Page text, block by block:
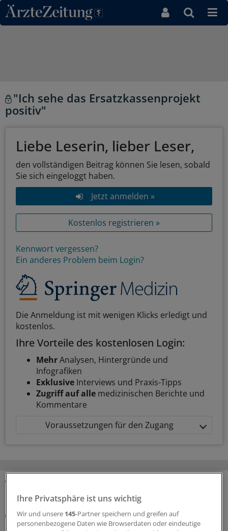
Direkt zum Inhaltsbereich
"Ich sehe das Ersatzkassenprojekt
positiv"
Liebe Leserin, lieber Leser,
den vollständigen Beitrag können Sie lesen, sobald
Sie sich eingeloggt haben.
Jetzt anmelden »
Kostenlos registrieren »
Kennwort vergessen?
Ein anderes Problem beim Login?
Die Anmeldung ist mit wenigen Klicks erledigt und
kostenlos.
Ihre Vorteile des kostenlosen Login:
MehrAnalysen, Hintergründe und
Infografiken
Exklusive Interviews und Praxis-Tipps
Zugriff auf alle medizinischen Berichte und
Kommentare
Voraussetzungen für den Zugang
MEHR ZUM THEMA
Notfallversorgung
Neuer Bereitschaftsdienst in Nordrhein ist ein
Ihre Privatsphäre ist uns wichtig
Wir und unsere 145-Partner speichern und greifen auf
personenbezogene Daten wie Browserdaten oder eindeutige